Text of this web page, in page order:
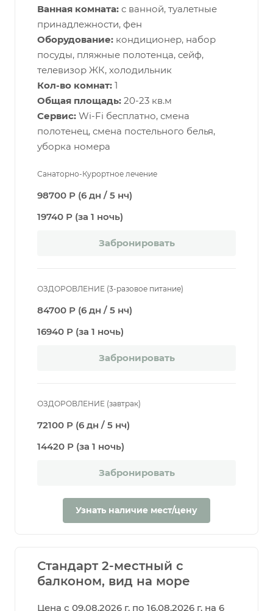
Ванная комната: с ванной, туалетные
принадлежности, фен
Оборудование: кондиционер, набор
посуды, пляжные полотенца, сейф,
телевизор ЖК, холодильник
Кол-во комнат: 1
Общая площадь: 20-23 кв.м
Сервис: Wi-Fi бесплатно, смена
полотенец, смена постельного белья,
уборка номера
Санаторно-Курортное лечение
98700 Р (6 дн / 5 нч)
19740 Р (за 1 ночь)
Забронировать
ОЗДОРОВЛЕНИЕ (3-разовое питание)
84700 Р (6 дн / 5 нч)
16940 Р (за 1 ночь)
Забронировать
ОЗДОРОВЛЕНИЕ (завтрак)
72100 Р (6 дн / 5 нч)
14420 Р (за 1 ночь)
Забронировать
Узнать наличие мест/цену
Стандарт 2-местный с
балконом, вид на море
Цена с 09.08.2026 г. по 16.08.2026 г. на 6